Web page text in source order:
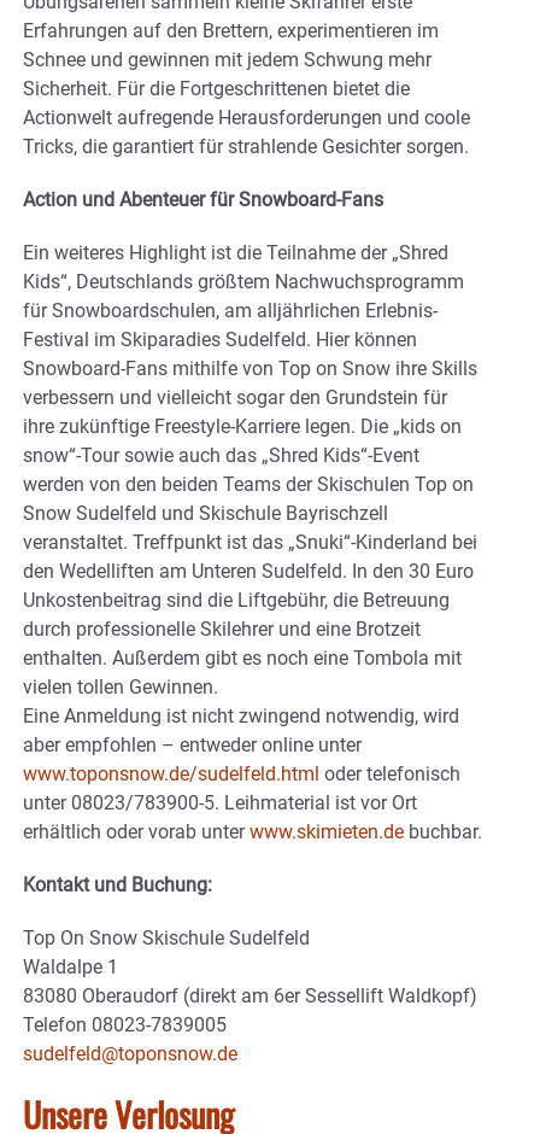
Erfahrungen auf den Brettern, experimentieren im
Schnee und gewinnen mit jedem Schwung mehr
Sicherheit. Für die Fortgeschrittenen bietet die
Actionwelt aufregende Herausforderungen und coole
Tricks, die garantiert für strahlende Gesichter sorgen.
Action und Abenteuer für Snowboard-Fans
Ein weiteres Highlight ist die Teilnahme der „Shred
Kids“, Deutschlands größtem Nachwuchsprogramm
für Snowboardschulen, am alljährlichen Erlebnis-
Festival im Skiparadies Sudelfeld. Hier können
Snowboard-Fans mithilfe von Top on Snow ihre Skills
verbessern und vielleicht sogar den Grundstein für
ihre zukünftige Freestyle-Karriere legen. Die „kids on
snow“-Tour sowie auch das „Shred Kids“-Event
werden von den beiden Teams der Skischulen Top on
Snow Sudelfeld und Skischule Bayrischzell
veranstaltet. Treffpunkt ist das „Snuki“-Kinderland bei
den Wedelliften am Unteren Sudelfeld. In den 30 Euro
Unkostenbeitrag sind die Liftgebühr, die Betreuung
durch professionelle Skilehrer und eine Brotzeit
enthalten. Außerdem gibt es noch eine Tombola mit
vielen tollen Gewinnen.
Eine Anmeldung ist nicht zwingend notwendig, wird
aber empfohlen – entweder online unter
www.toponsnow.de/sudelfeld.html oder telefonisch
unter 08023/783900-5. Leihmaterial ist vor Ort
erhältlich oder vorab unterwww.skimieten.de buchbar.
Kontakt und Buchung:
Top On Snow Skischule Sudelfeld
Waldalpe 1
83080 Oberaudorf (direkt am 6er Sessellift Waldkopf)
Telefon 08023-7839005
sudelfeld@toponsnow.de
Unsere Verlosung